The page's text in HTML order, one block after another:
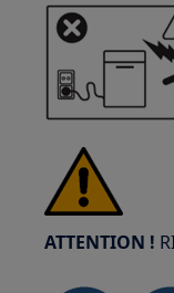
ATTENTION !